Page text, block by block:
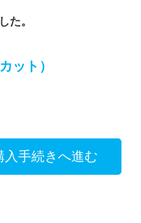
た。
ット）
入手続きへ進む